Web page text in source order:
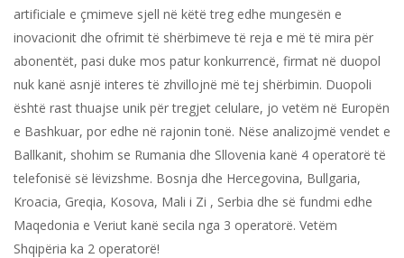
artificiale e çmimeve sjell në këtë treg edhe mungesën e
inovacionit dhe ofrimit të shërbimeve të reja e më të mira për
abonentët, pasi duke mos patur konkurrencë, firmat në duopol
nuk kanë asnjë interes të zhvillojnë më tej shërbimin. Duopoli
është rast thuajse unik për tregjet celulare, jo vetëm në Europën
e Bashkuar, por edhe në rajonin tonë. Nëse analizojmë vendet e
Ballkanit, shohim se Rumania dhe Sllovenia kanë 4 operatorë të
telefonisë së lëvizshme. Bosnja dhe Hercegovina, Bullgaria,
Kroacia, Greqia, Kosova, Mali i Zi , Serbia dhe së fundmi edhe
Maqedonia e Veriut kanë secila nga 3 operatorë. Vetëm
Shqipëria ka 2 operatorë!